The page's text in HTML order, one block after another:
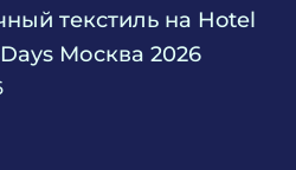
текстиль на Hotel
Москва 2026